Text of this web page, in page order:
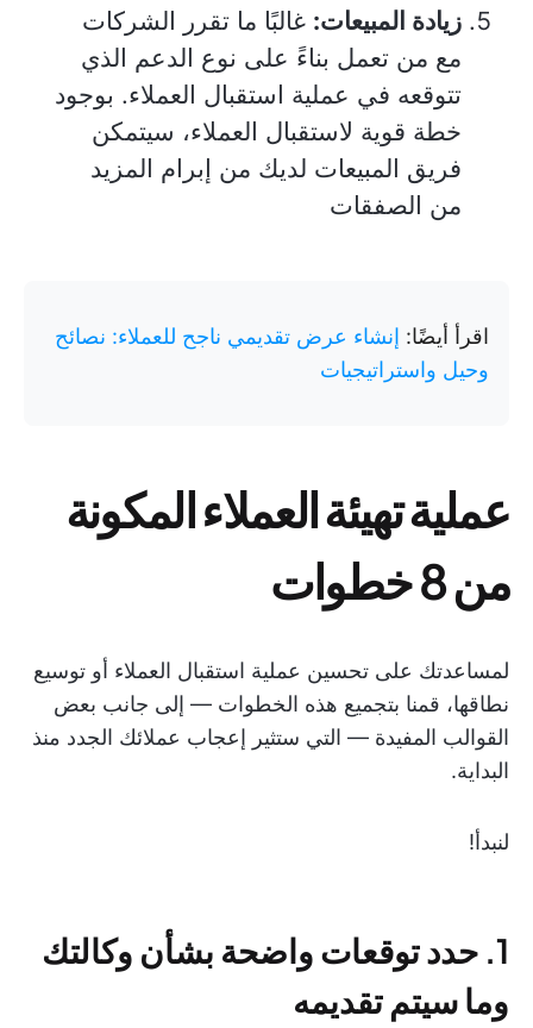
زيادة المبيعات: غالبًا ما تقرر الشركات
مع من تعمل بناءً على نوع الدعم الذي
تتوقعه في عملية استقبال العملاء. بوجود
خطة قوية لاستقبال العملاء، سيتمكن
فريق المبيعات لديك من إبرام المزيد
من الصفقات
اقرأ أيضًا: إنشاء عرض تقديمي ناجح للعملاء: نصائح
وحيل واستراتيجيات
عملية تهيئة العملاء المكونة
من 8 خطوات
لمساعدتك على تحسين عملية استقبال العملاء أو توسيع
نطاقها، قمنا بتجميع هذه الخطوات — إلى جانب بعض
القوالب المفيدة — التي ستثير إعجاب عملائك الجدد منذ
البداية.
لنبدأ!
1. حدد توقعات واضحة بشأن وكالتك
وما سيتم تقديمه